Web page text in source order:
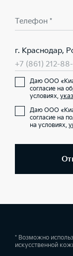
Телефон *
г. Краснодар,
+7 (861) 212-
Даю ООО
согласие на
условиях,
Даю ООО
согласие на
на условиях,
* Возможно
искусственной